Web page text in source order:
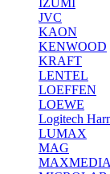
IZUMI
JVC
KAON
KENWOOD
KRAFT
LENTEL
LOEFFEN
LOEWE
Logitech
LUMAX
MAG
MAXMEDIA